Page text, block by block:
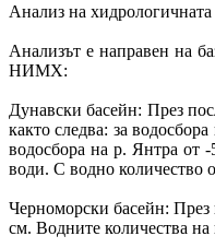
Анализ на
Анализът е направен на
НИМХ:
Дунавски басейн: През
както следва: за
водосбора на р. Янтра от
води. С водно количество
Черноморски басейн: През
см. Водните количества на